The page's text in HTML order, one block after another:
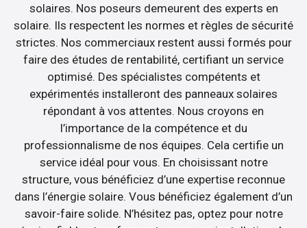
solaires. Nos poseurs demeurent des experts en
solaire. Ils respectent les normes et règles de sécurité
strictes. Nos commerciaux restent aussi formés pour
faire des études de rentabilité, certifiant un service
optimisé. Des spécialistes compétents et
expérimentés installeront des panneaux solaires
répondant à vos attentes. Nous croyons en
l’importance de la compétence et du
professionnalisme de nos équipes. Cela certifie un
service idéal pour vous. En choisissant notre
structure, vous bénéficiez d’une expertise reconnue
dans l’énergie solaire. Vous bénéficiez également d’un
savoir-faire solide. N’hésitez pas, optez pour notre